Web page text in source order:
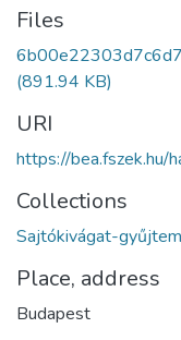
Files
(891.94 KB)
URI
https://
Collections
Sajtókivágat-
Place, address
Budapest